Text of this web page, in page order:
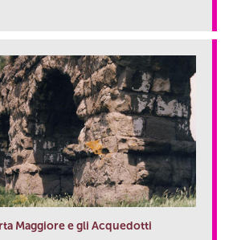
Maggiore e gli Acquedotti